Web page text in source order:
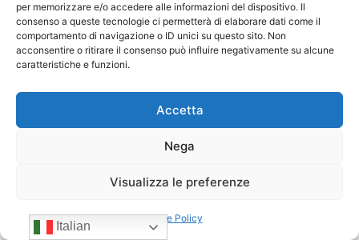
per memorizzare e/o accedere alle informazioni del dispositivo. Il
consenso a queste tecnologie ci permetterà di elaborare dati come il
comportamento di navigazione o ID unici su questo sito. Non
acconsentire o ritirare il consenso può influire negativamente su alcune
caratteristiche e funzioni.
Accetta
Nega
Visualizza le preferenze
Cookie Policy
Negozi H24. CONFIDA conferma:
Italian